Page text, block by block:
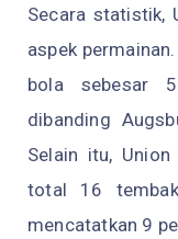
Secara statistik,
aspek
bola sebesar
dibanding
Selain itu,
total 16
mencatatkan 9